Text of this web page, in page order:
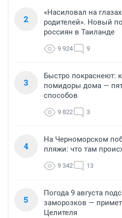
2
«Насиловал на
родителей». Новый
россиян в Таиланде
9 924 9
3
Быстро покраснеют:
помидоры дома —
способов
9 822 3
4
На Черноморском
пляжи: что там
9 342 13
5
Погода 9 августа
заморозков —
Целителя